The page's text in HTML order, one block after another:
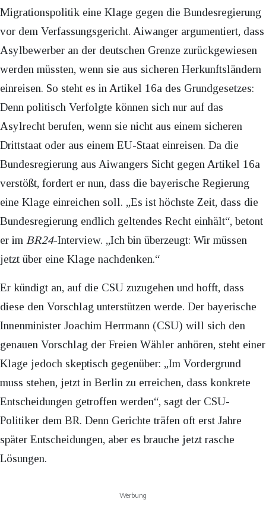
Migrationspolitik eine Klage gegen die Bundesregierung
vor dem Verfassungsgericht. Aiwanger argumentiert, dass
Asylbewerber an der deutschen Grenze zurückgewiesen
werden müssten, wenn sie aus sicheren Herkunftsländern
einreisen. So steht es in Artikel 16a des Grundgesetzes:
Denn politisch Verfolgte können sich nur auf das
Asylrecht berufen, wenn sie nicht aus einem sicheren
Drittstaat oder aus einem EU-Staat einreisen. Da die
Bundesregierung aus Aiwangers Sicht gegen Artikel 16a
verstößt, fordert er nun, dass die bayerische Regierung
eine Klage einreichen soll. „Es ist höchste Zeit, dass die
Bundesregierung endlich geltendes Recht einhält“, betont
er im BR24-Interview. „Ich bin überzeugt: Wir müssen
jetzt über eine Klage nachdenken.“
Er kündigt an, auf die CSU zuzugehen und hofft, dass
diese den Vorschlag unterstützen werde. Der bayerische
Innenminister Joachim Herrmann (CSU) will sich den
genauen Vorschlag der Freien Wähler anhören, steht einer
Klage jedoch skeptisch gegenüber: „Im Vordergrund
muss stehen, jetzt in Berlin zu erreichen, dass konkrete
Entscheidungen getroffen werden“, sagt der CSU-
Politiker dem BR. Denn Gerichte träfen oft erst Jahre
später Entscheidungen, aber es brauche jetzt rasche
Lösungen.
Werbung